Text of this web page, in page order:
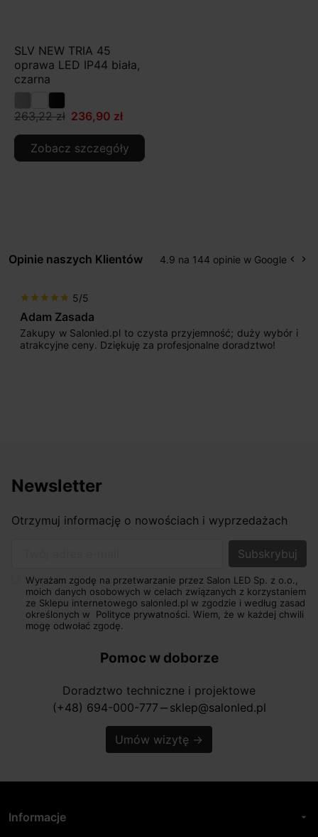
SLV NEW TRIA 45
oprawa LED IP44 biała,
czarna
263,22 zł 236,90 zł
Zobacz szczegóły
Opinie naszych Klientów 4.9 na 144 opinie w Google keyboard_arrow_left keyboard_arrow_right
star star star star star 5/5
Adam Zasada
Zakupy w Salonled.pl to czysta przyjemność; duży wybór i
atrakcyjne ceny. Dziękuję za profesjonalne doradztwo!
Newsletter
Otrzymuj informację o nowościach i wyprzedażach
Wyrażam zgodę na przetwarzanie przez Salon LED Sp. z o.o.,
moich danych osobowych w celach związanych z korzystaniem
ze Sklepu internetowego salonled.pl w zgodzie i według zasad
określonych w Polityce prywatności. Wiem, że w każdej chwili
mogę odwołać zgodę.
Pomoc w doborze
Doradztwo techniczne i projektowe
(+48) 694-000-777 horizontal_rule sklep@salonled.pl
Umów wizytę →
Informacje arrow_drop_down